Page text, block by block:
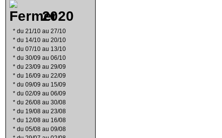
2020
* du 21/10 au 27/10
* du 14/10 au 20/10
* du 07/10 au 13/10
* du 30/09 au 06/10
* du 23/09 au 29/09
* du 16/09 au 22/09
* du 09/09 au 15/09
* du 02/09 au 06/09
* du 26/08 au 30/08
* du 19/08 au 23/08
* du 12/08 au 16/08
* du 05/08 au 09/08